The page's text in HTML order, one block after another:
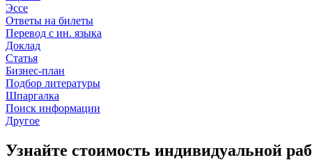
Эссе
Ответы на билеты
Перевод с ин. языка
Доклад
Статья
Бизнес-план
Подбор литературы
Шпаргалка
Поиск информации
Другое
Узнайте стоимость индивидуальной